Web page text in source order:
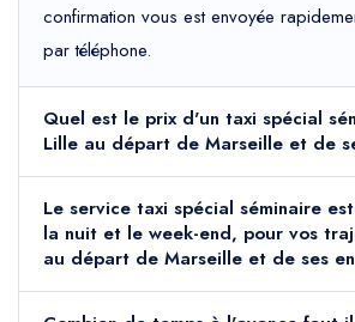
confirmation vous est envoyée
par téléphone.
Quel est le prix d'un taxi spécial
Lille au départ de Marseille et de
Le service taxi spécial séminaire
la nuit et le week-end, pour vos
au départ de Marseille et de ses